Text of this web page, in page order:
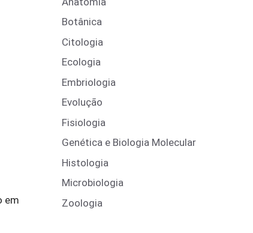
em
Botânica
Citologia
Ecologia
Embriologia
Evolução
Fisiologia
Genética e Biologia Molecular
Histologia
Microbiologia
Zoologia